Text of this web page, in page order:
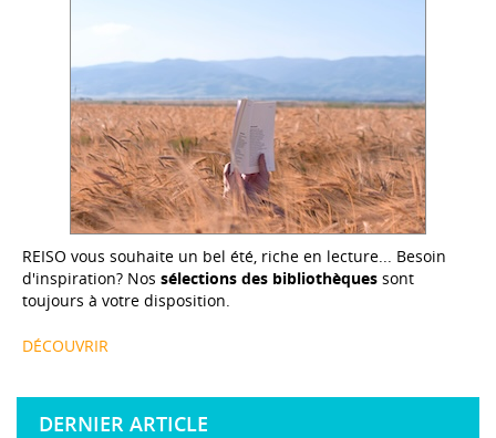
REISO vous souhaite un bel été, riche en lecture... Besoin
d'inspiration? Nos sélections des bibliothèques sont
toujours à votre disposition.
DÉCOUVRIR
DERNIER ARTICLE